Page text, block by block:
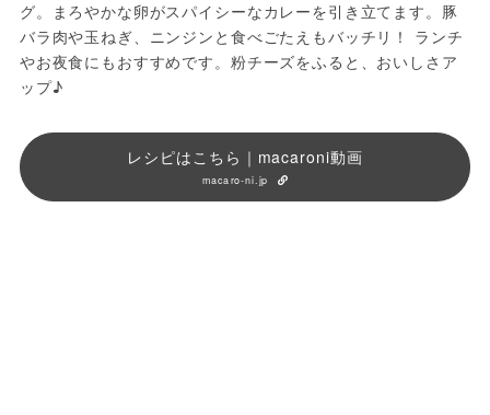
グ。まろやかな卵がスパイシーなカレーを引き立てます。豚
バラ肉や玉ねぎ、ニンジンと食べごたえもバッチリ！ ランチ
やお夜食にもおすすめです。粉チーズをふると、おいしさア
ップ♪
レシピはこちら｜macaroni動画
macaro-ni.jp